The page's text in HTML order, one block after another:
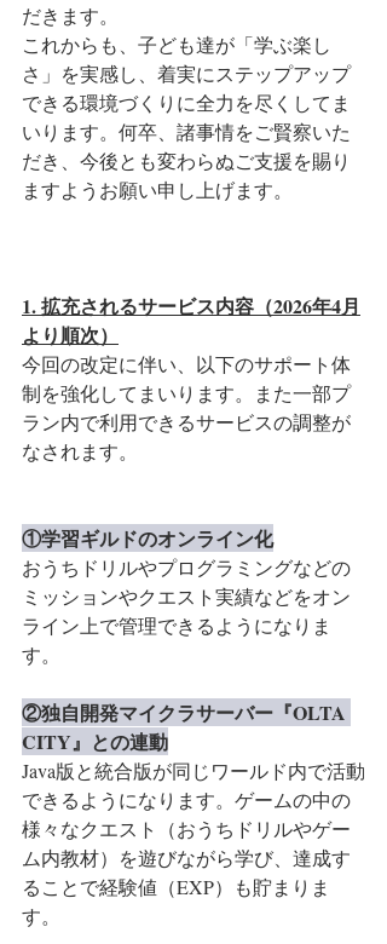
だきます。
これからも、子ども達が「学ぶ楽し
さ」を実感し、着実にステップアップ
できる環境づくりに全力を尽くしてま
いります。何卒、諸事情をご賢察いた
だき、今後とも変わらぬご支援を賜り
ますようお願い申し上げます。
1. 拡充されるサービス内容（2026年4月
より順次）
今回の改定に伴い、以下のサポート体
制を強化してまいります。また一部プ
ラン内で利用できるサービスの調整が
なされます。
①学習ギルドのオンライン化
おうちドリルやプログラミングなどの
ミッションやクエスト実績などをオン
ライン上で管理できるようになりま
す。
②独自開発マイクラサーバー『OLTA
CITY』との連動
Java版と統合版が同じワールド内で活動
できるようになります。ゲームの中の
様々なクエスト（おうちドリルやゲー
ム内教材）を遊びながら学び、達成す
ることで経験値（EXP）も貯まりま
す。